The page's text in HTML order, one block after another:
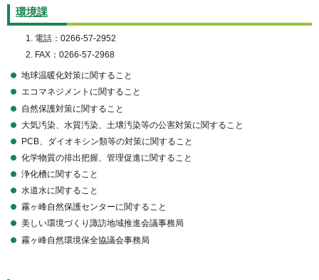
環境課
電話：0266-57-2952
FAX：0266-57-2968
地球温暖化対策に関すること
エコマネジメントに関すること
自然保護対策に関すること
大気汚染、水質汚染、土壌汚染等の公害対策に関すること
PCB、ダイオキシン類等の対策に関すること
化学物質の排出把握、管理促進に関すること
浄化槽に関すること
水道水に関すること
霧ヶ峰自然保護センターに関すること
美しい環境づくり諏訪地域推進会議事務局
霧ヶ峰自然環境保全協議会事務局